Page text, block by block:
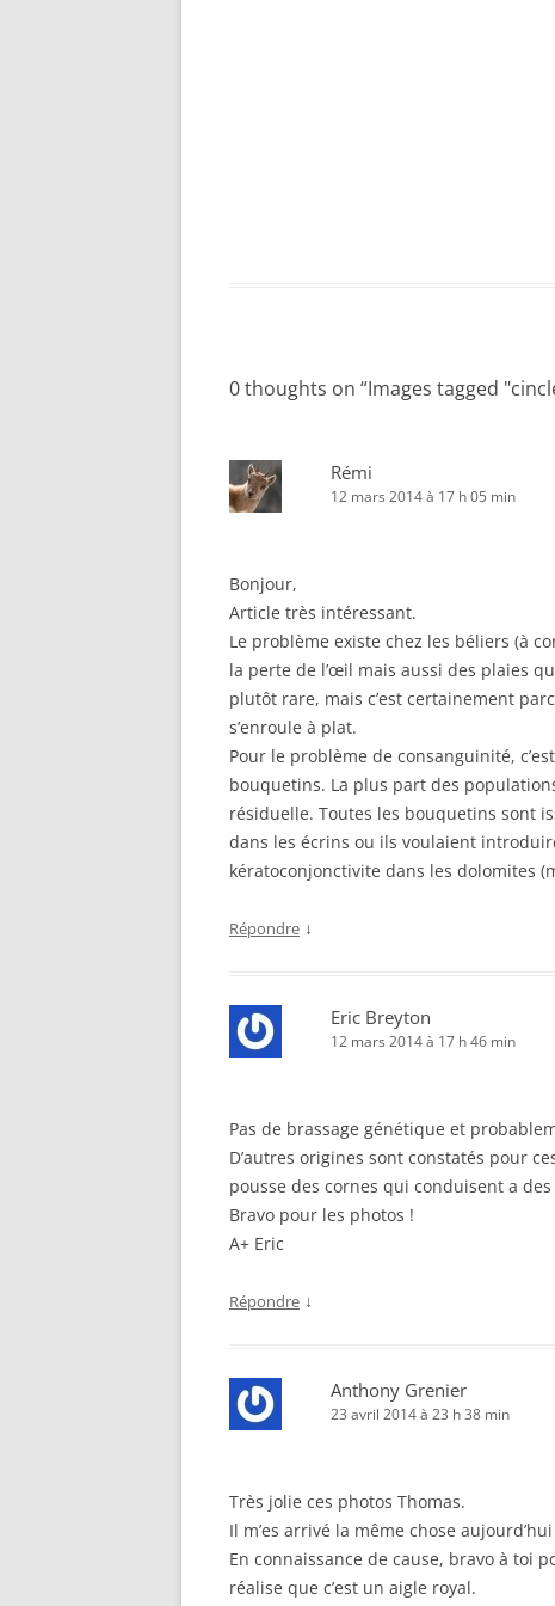
0 thoughts on “Images tagged
Rémi
12 mars 2014 à 17 h 05 min
Bonjour,
Article très intéressant.
Le problème existe chez les béliers (à
la perte de l’œil mais aussi des plaies
plutôt rare, mais c’est certainement
s’enroule à plat.
Pour le problème de consanguinité,
bouquetins. La plus part des
résiduelle. Toutes les bouquetins sont
dans les écrins ou ils voulaient
kératoconjonctivite dans les dolomites
Répondre ↓
Eric Breyton
12 mars 2014 à 17 h 46 min
Pas de brassage génétique et
D’autres origines sont constatés pour
pousse des cornes qui conduisent a
Bravo pour les photos !
A+ Eric
Répondre ↓
Anthony Grenier
23 avril 2014 à 23 h 38 min
Très jolie ces photos Thomas.
Il m’es arrivé la même chose
En connaissance de cause, bravo à toi
réalise que c’est un aigle royal.